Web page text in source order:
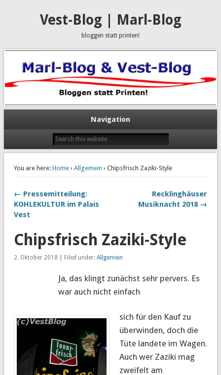
Vest-Blog | Marl-Blog
bloggen statt printen!
Navigation
You are here: Home› Allgemein › Chipsfrisch Zaziki-Style
← Pressemitteilung:
KOHLEKULTUR im Palais
Vest
Recklinghäuser
Musiknacht 2018 →
Chipsfrisch Zaziki-Style
2. Oktober 2018 | Filed under: Allgemein
Ja, das klingt zunächst sehr pervers. Es
war auch nicht einfach
sich für den Kauf zu
überwinden, doch die
Tüte landete im Wagen.
Auch wer Zaziki mag
zweifelt am